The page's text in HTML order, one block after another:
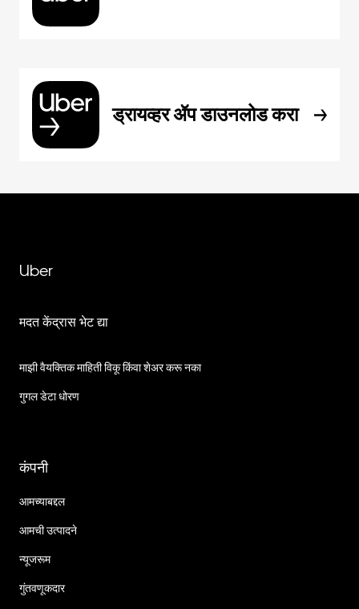
ड्रायव्हर ॲप डाउनलोड करा
Uber
मदत केंद्रास भेट द्या
माझी वैयक्तिक माहिती विकू किंवा शेअर करू नका
गुगल डेटा धोरण
कंपनी
आमच्याबद्दल
आमची उत्पादने
न्यूजरूम
गुंतवणूकदार